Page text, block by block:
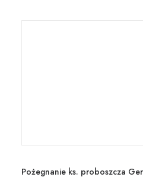
Pożegnanie ks. proboszcza